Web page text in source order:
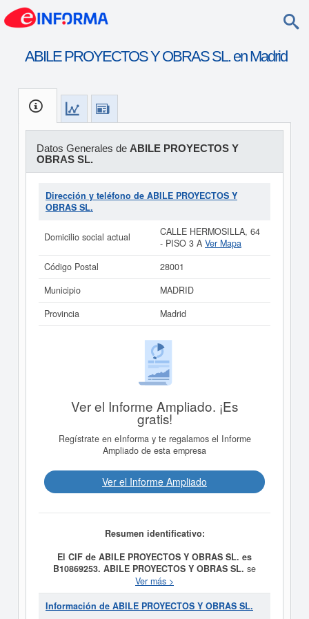
ABILE PROYECTOS Y OBRAS SL. en Madrid
Datos Generales de ABILE PROYECTOS Y
OBRAS SL.
Dirección y teléfono de ABILE PROYECTOS Y
OBRAS SL.
Domicilio social actual
CALLE HERMOSILLA, 64
- PISO 3 A Ver Mapa
Código Postal
28001
Municipio
MADRID
Provincia
Madrid
Ver el Informe Ampliado. ¡Es
gratis!
Regístrate en eInforma y te regalamos el Informe
Ampliado de esta empresa
Ver el Informe Ampliado
Resumen identificativo:
El CIF de ABILE PROYECTOS Y OBRAS SL. es
B10869253. ABILE PROYECTOS Y OBRAS SL. se
constituyó el día 27/06/2022 con el objetivo de
CNAE7022 Estudios, redacción de proyectos,
propuestas, memorias, consultoría técnica, económica,
Ver más >
Información de ABILE PROYECTOS Y OBRAS SL.